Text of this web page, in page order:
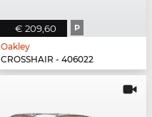
€ 209,60 P
Oakley
CROSSHAIR - 406022